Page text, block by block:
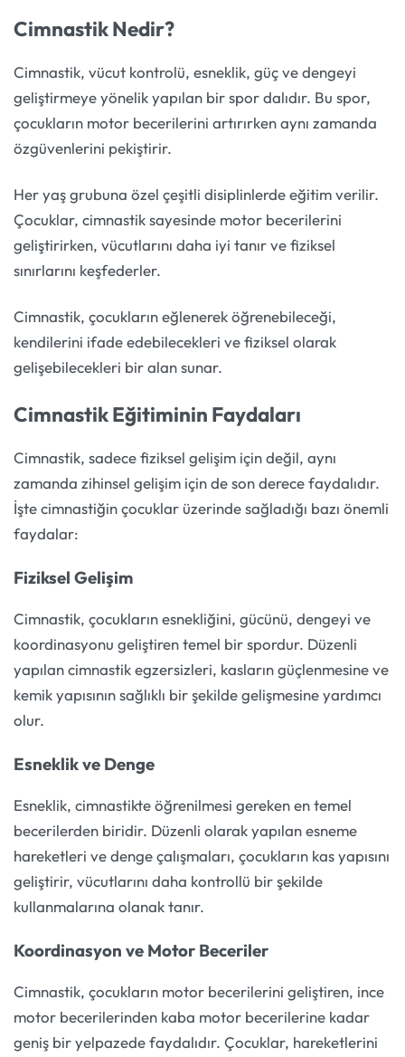
Cimnastik Nedir?
Cimnastik, vücut kontrolü, esneklik, güç ve dengeyi
geliştirmeye yönelik yapılan bir spor dalıdır. Bu spor,
çocukların motor becerilerini artırırken aynı zamanda
özgüvenlerini pekiştirir.
Her yaş grubuna özel çeşitli disiplinlerde eğitim verilir.
Çocuklar, cimnastik sayesinde motor becerilerini
geliştirirken, vücutlarını daha iyi tanır ve fiziksel
sınırlarını keşfederler.
Cimnastik, çocukların eğlenerek öğrenebileceği,
kendilerini ifade edebilecekleri ve fiziksel olarak
gelişebilecekleri bir alan sunar.
Cimnastik Eğitiminin Faydaları
Cimnastik, sadece fiziksel gelişim için değil, aynı
zamanda zihinsel gelişim için de son derece faydalıdır.
İşte cimnastiğin çocuklar üzerinde sağladığı bazı önemli
faydalar:
Fiziksel Gelişim
Cimnastik, çocukların esnekliğini, gücünü, dengeyi ve
koordinasyonu geliştiren temel bir spordur. Düzenli
yapılan cimnastik egzersizleri, kasların güçlenmesine ve
kemik yapısının sağlıklı bir şekilde gelişmesine yardımcı
olur.
Esneklik ve Denge
Esneklik, cimnastikte öğrenilmesi gereken en temel
becerilerden biridir. Düzenli olarak yapılan esneme
hareketleri ve denge çalışmaları, çocukların kas yapısını
geliştirir, vücutlarını daha kontrollü bir şekilde
kullanmalarına olanak tanır.
Koordinasyon ve Motor Beceriler
Cimnastik, çocukların motor becerilerini geliştiren, ince
motor becerilerinden kaba motor becerilerine kadar
geniş bir yelpazede faydalıdır. Çocuklar, hareketlerini